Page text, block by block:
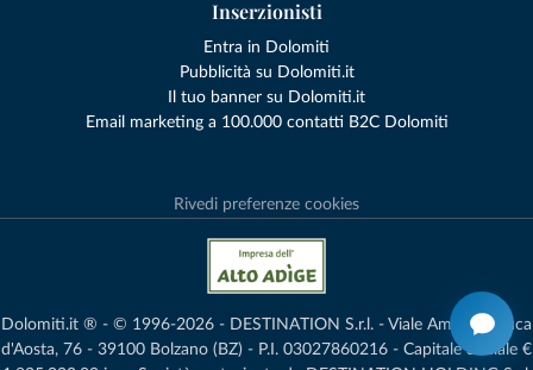
Inserzionisti
Entra in Dolomiti
Pubblicità su Dolomiti.it
Il tuo banner su Dolomiti.it
Email marketing a 100.000 contatti B2C Dolomiti
Rivedi preferenze cookies
Dolomiti.it ® - © 1996-2026 - DESTINATION S.r.l. - Viale Amedeo Duca
d'Aosta, 76 - 39100 Bolzano (BZ) - P.I. 03027860216 - Capitale Sociale €